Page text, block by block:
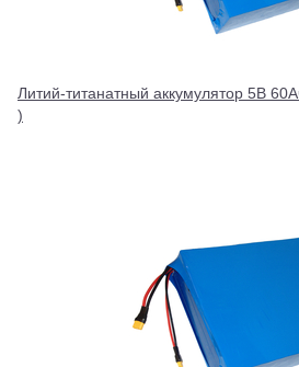
Литий-титанатный аккумулятор 5В
)